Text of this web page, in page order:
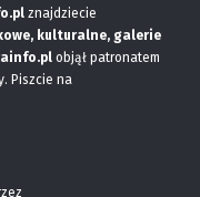
znajdziecie
kulturalne, galerie
objął patronatem
Piszcie na